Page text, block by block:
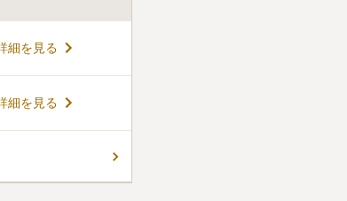
ちの良い環境で
め、庫裏、聚石堂
ので、ゆっくりと
す。
細を見る
細を見る